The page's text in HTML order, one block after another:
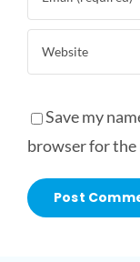
Save my
browser for